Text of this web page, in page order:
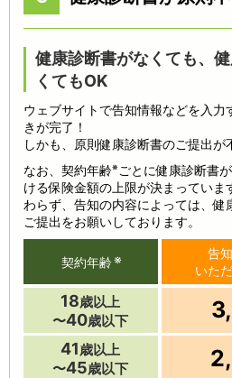
健康診断書がなくても、
くてもOK
ウェブサイトで告知情報などを入
きが完了！
しかも、原則健康診断書のご提出が
なお、契約年齢※ ごとに健康診断書
ける保険金額の上限が決まってい
わらず、告知の内容によっては、
ご提出をお願いしております。
契約年齢※
18歳以上
〜40歳以下
41歳以上
〜45歳以下
告
いた